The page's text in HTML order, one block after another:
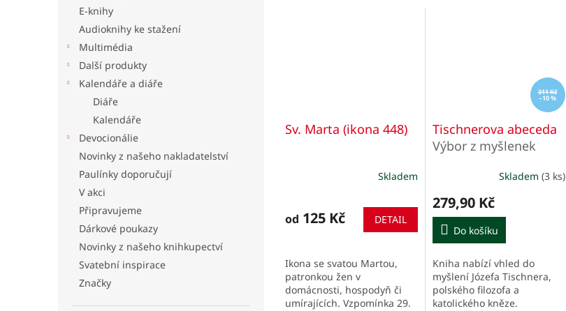
E-knihy
Audioknihy ke stažení
Multimédia
Další produkty
Kalendáře a diáře
Diáře
Kalendáře
Devocionálie
Novinky z našeho nakladatelství
Paulínky doporučují
V akci
Připravujeme
Dárkové poukazy
Novinky z našeho knihkupectví
Svatební inspirace
Značky
Sv. Marta (ikona 448)
Skladem
od 125 Kč DETAIL
Ikona se svatou Martou,
patronkou žen v
domácnosti, hospodyň či
umírajících. Vzpomínka 29.
311 Kč
–10 %
Tischnerova abeceda
Výbor z myšlenek
Skladem (3 ks)
279,90 Kč
Do košíku
Kniha nabízí vhled do
myšlení Józefa Tischnera,
polského filozofa a
katolického kněze.